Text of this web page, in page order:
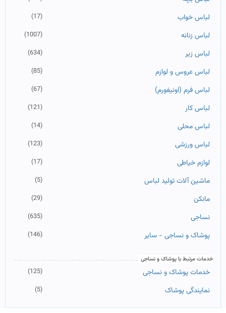
لباس خواب (17)
لباس زنانه (1007)
لباس زیر (634)
لباس عروس و لوازم (85)
لباس فرم (اونیفورم) (67)
لباس کار (121)
لباس محلی (14)
لباس ورزشی (123)
لوازم خیاطی (17)
ماشین آلات تولید لباس (5)
مانکن (29)
نساجی (635)
پوشاک و نساجی - سایر (146)
خدمات مرتبط با پوشاک و نساجی
خدمات پوشاک و نساجی (125)
نمایندگی پوشاک (5)